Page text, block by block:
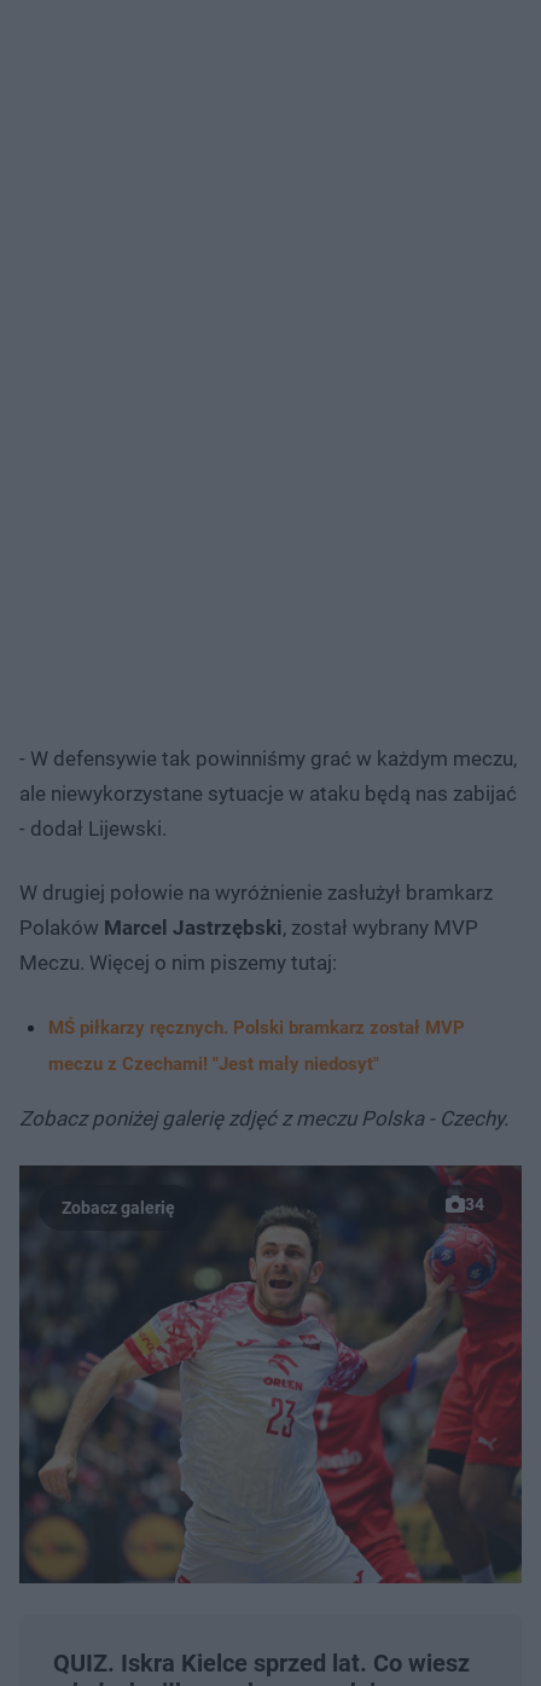
- W defensywie tak powinniśmy grać w każdym meczu,
ale niewykorzystane sytuacje w ataku będą nas zabijać
- dodał Lijewski.
W drugiej połowie na wyróżnienie zasłużył bramkarz
Polaków Marcel Jastrzębski, został wybrany MVP
Meczu. Więcej o nim piszemy tutaj:
MŚ piłkarzy ręcznych. Polski bramkarz został MVP
meczu z Czechami! "Jest mały niedosyt"
Zobacz poniżej galerię zdjęć z meczu Polska - Czechy.
34
QUIZ. Iskra Kielce sprzed lat. Co wiesz